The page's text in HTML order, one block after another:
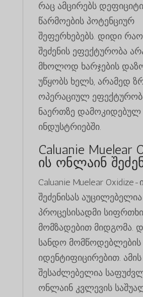
რაც ამცირებს
წარმოების პოტენციურ
შეფერხებებს. დიდი
შეძენის ეფექტურობა
მხოლოდ ხარჯების
უწყობს ხელს, არამედ
ოპერაციულ
ნაერთზე დამოკიდებულ
ინდუსტრიებში.
Caluanie Muelear
ის ონლაინ
Caluanie Muelear
შეძენისას აუცილებელია
პროცესისადმი
მომზადებით მიდგომა.
სანდო მომწოდებლების
იდენტიფიცირებით. ამის
შესაძლებელია
ონლაინ კვლევის